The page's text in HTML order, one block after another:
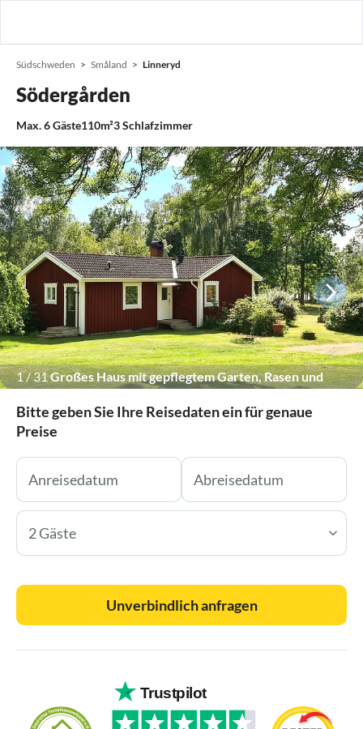
Südschweden Småland Linneryd
Södergården
Max.6Gäste110m²3Schlafzimmer
1/31Großes Haus mit gepflegtem Garten, Rasen und
Bitte geben Sie Ihre Reisedaten ein für genaue
Preise
2 Gäste
Unverbindlich anfragen